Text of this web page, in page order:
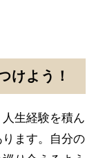
けよう！
生経験を積ん
ます。自分の